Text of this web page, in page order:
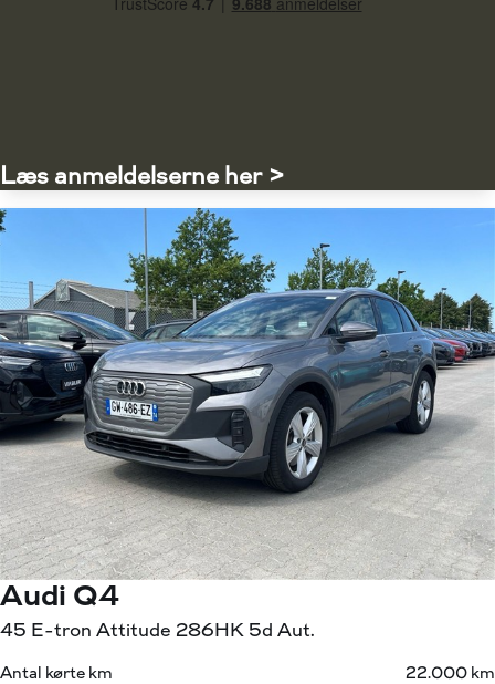
Læs anmeldelserne her >
Audi Q4
45 E-tron Attitude 286HK 5d Aut.
Antal kørte km
22.000 km